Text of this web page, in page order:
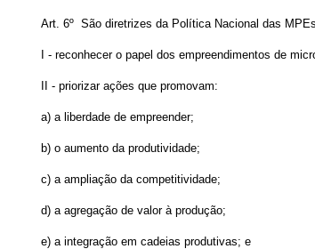
Art. 6º São diretrizes da Política Nacional das
I - reconhecer o papel dos empreendimentos de
II - priorizar ações que promovam:
a) a liberdade de empreender;
b) o aumento da produtividade;
c) a ampliação da competitividade;
d) a agregação de valor à produção;
e) a integração em cadeias produtivas; e